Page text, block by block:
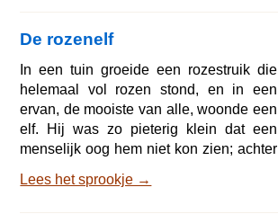
leren; O, wat hadden de kinderen het
goed, maar zo zou het niet altijd blijven!
Hun vader, die koning was over het hele
land, trouwde met een boze koningin
die hele
De rozenelf
In een tuin groeide een rozestruik die
helemaal vol rozen stond, en in een
ervan, de mooiste van alle, woonde een
elf. Hij was zo pieterig klein dat een
menselijk oog hem niet kon zien; achter
slaapkamer; hij was welgevormd en
Lees het sprookje →